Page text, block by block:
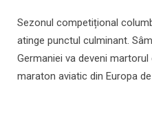
Sezonul competițional
atinge punctul culminant.
Germaniei va deveni
maraton aviatic din Europa